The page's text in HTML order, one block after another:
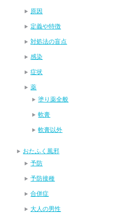
原因
定義や特徴
対処法の盲点
感染
症状
薬
塗り薬全般
軟膏
軟膏以外
おたふく風邪
予防
予防接種
合併症
大人の男性